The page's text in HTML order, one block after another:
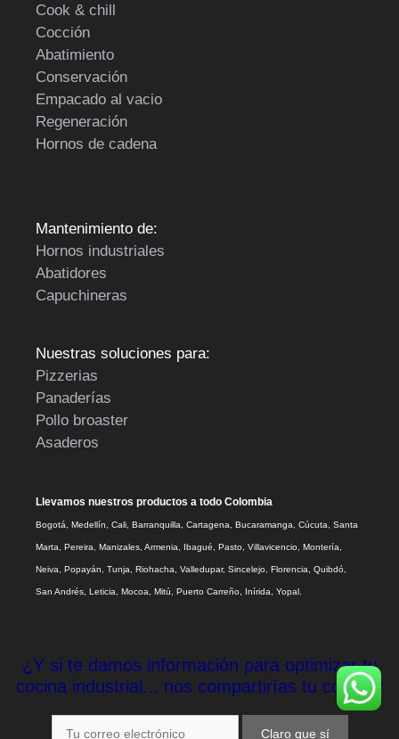
Cook & chill
Cocción
Abatimiento
Conservación
Empacado al vacio
Regeneración
Hornos de cadena
Mantenimiento de:
Hornos industriales
Abatidores
Capuchineras
Nuestras soluciones para:
Pizzerias
Panaderías
Pollo broaster
Asaderos
Llevamos nuestros productos a todo Colombia
Bogotá, Medellín, Cali, Barranquilla, Cartagena, Bucaramanga, Cúcuta, Santa
Marta, Pereira, Manizales, Armenia, Ibagué, Pasto, Villavicencio, Montería,
Neiva, Popayán, Tunja, Riohacha, Valledupar, Sincelejo, Florencia, Quibdó,
San Andrés, Leticia, Mocoa, Mitú, Puerto Carreño, Inírida, Yopal.
¿Y si te damos información para optimizar tu
cocina industrial... nos compartirías tu correo?
Claro que sí